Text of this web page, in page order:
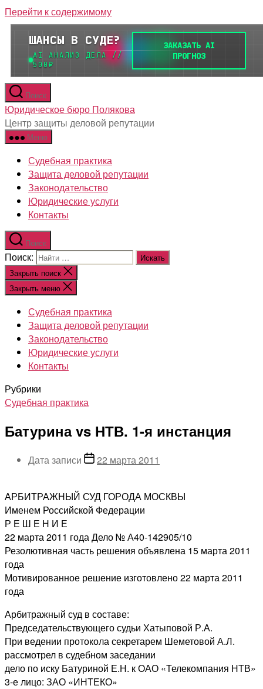
Перейти к содержимому
Поиск
Юридическое бюро Полякова
Центр защиты деловой репутации
Меню
Судебная практика
Защита деловой репутации
Законодательство
Юридические услуги
Контакты
Поиск
Поиск:
Закрыть поиск
Закрыть меню
Судебная практика
Защита деловой репутации
Законодательство
Юридические услуги
Контакты
Рубрики
Судебная практика
Батурина vs НТВ. 1-я инстанция
Дата записи 22 марта 2011
АРБИТРАЖНЫЙ СУД ГОРОДА МОСКВЫ
Именем Российской Федерации
Р Е Ш Е Н И Е
22 марта 2011 года Дело № А40-142905/10
Резолютивная часть решения объявлена 15 марта 2011
года
Мотивированное решение изготовлено 22 марта 2011
года
Арбитражный суд в составе:
Председательствующего судьи Хатыповой Р.А.
При ведении протокола секретарем Шеметовой А.Л.
рассмотрел в судебном заседании
дело по иску Батуриной Е.Н. к ОАО «Телекомпания НТВ»
3-е лицо: ЗАО «ИНТЕКО»